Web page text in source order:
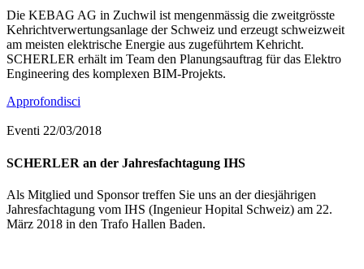
Die KEBAG AG in Zuchwil ist mengenmässig die zweitgrösste
Kehrichtverwertungsanlage der Schweiz und erzeugt schweizweit
am meisten elektrische Energie aus zugeführtem Kehricht.
SCHERLER erhält im Team den Planungsauftrag für das Elektro
Engineering des komplexen BIM-Projekts.
Approfondisci
Eventi 22/03/2018
SCHERLER an der Jahresfachtagung IHS
Als Mitglied und Sponsor treffen Sie uns an der diesjährigen
Jahresfachtagung vom IHS (Ingenieur Hopital Schweiz) am 22.
März 2018 in den Trafo Hallen Baden.